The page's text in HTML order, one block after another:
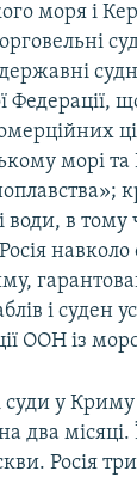
моря і
Федерації,
морі та
води, в тому
і суден
ООН із
суди у
два місяці.
Росія